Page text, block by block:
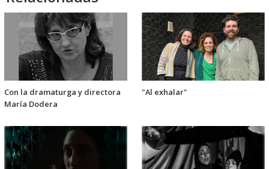
Con la dramaturga y directora
María Dodera
"Al exhalar"